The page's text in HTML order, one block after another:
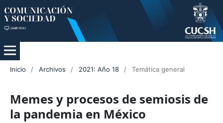
Inicio / Archivos / 2021: Año 18 / Temática general
Memes y procesos de semiosis de
la pandemia en México